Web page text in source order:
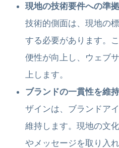
現地の技術要件への準拠
技術的側面は、現地の
する必要があります。
便性が向上し、ウェブ
上します。
ブランドの一貫性を維持
ザインは、ブランドア
維持します。現地の文
やメッセージを取り入